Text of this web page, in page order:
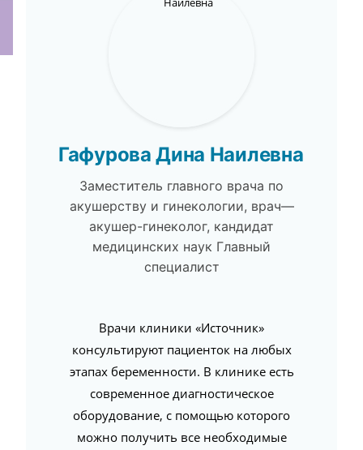
Гафурова Дина Наилевна
Заместитель главного врача по
акушерству и гинекологии, врач—
акушер-гинеколог, кандидат
медицинских наук Главный
специалист
Врачи клиники «Источник»
консультируют пациенток на любых
этапах беременности. В клинике есть
современное диагностическое
оборудование, с помощью которого
можно получить все необходимые